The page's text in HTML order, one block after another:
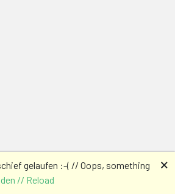
gelaufen :-( // Oops, something
// Reload
🗙